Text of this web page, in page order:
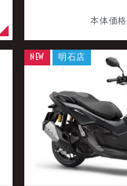
本体価格
NEW 明石店